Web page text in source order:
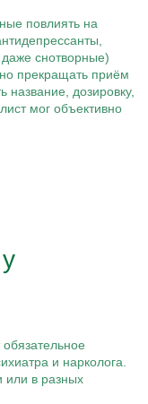
повлиять на
снотворные)
прекращать приём
название, дозировку,
мог объективно
и нарколога.
или в разных